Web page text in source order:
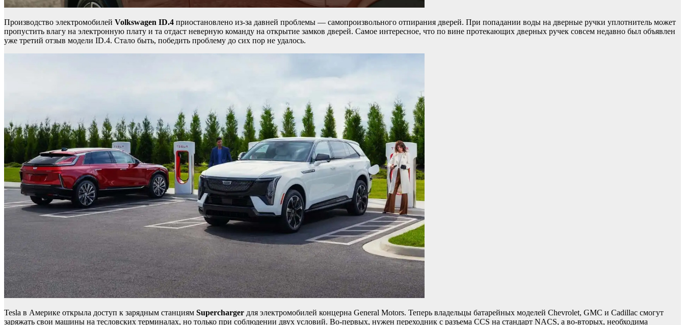
Производство электромобилей Volkswagen ID.4 приостановлено из-за давней проблемы — самопроизвольного отпирания дверей. При попадании воды на дверные ручки уплотнитель может
пропустить влагу на электронную плату и та отдаст неверную команду на открытие замков дверей. Самое интересное, что по вине протекающих дверных ручек совсем недавно был объявлен
уже третий отзыв модели ID.4. Стало быть, победить проблему до сих пор не удалось.
Tesla в Америке открыла доступ к зарядным станциям Supercharger для электромобилей концерна General Motors. Теперь владельцы батарейных моделей Chevrolet, GMC и Cadillac смогут
заряжать свои машины на тесловских терминалах, но только при соблюдении двух условий. Во-первых, нужен переходник с разъема CCS на стандарт NACS, а во-вторых, необходима